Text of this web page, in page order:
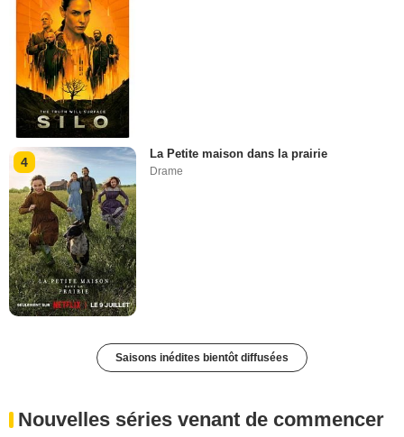
4
La Petite maison dans la prairie
Drame
Saisons inédites bientôt diffusées
Nouvelles séries venant de commencer